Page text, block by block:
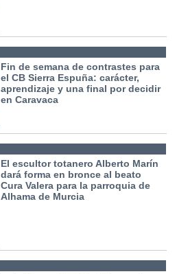
Fin de semana de contrastes para
el CB Sierra Espuña: carácter,
aprendizaje y una final por decidir
en Caravaca
El escultor totanero Alberto Marín
dará forma en bronce al beato
Cura Valera para la parroquia de
Alhama de Murcia